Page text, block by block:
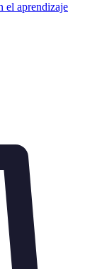
el aprendizaje